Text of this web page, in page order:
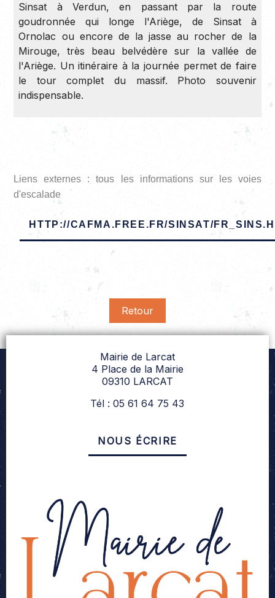
Sinsat à Verdun, en passant par la route
goudronnée qui longe l'Ariège, de Sinsat à
Ornolac ou encore de la jasse au rocher de la
Mirouge, très beau belvédère sur la vallée de
l'Ariège. Un itinéraire à la journée permet de faire
le tour complet du massif. Photo souvenir
indispensable.
Liens externes : tous les informations sur les voies
d'escalade
HTTP://CAFMA.FREE.FR/SINSAT/
Retour
Mairie de Larcat
4 Place de la Mairie
09310 LARCAT
Tél : 05 61 64 75 43
NOUS ÉCRIRE